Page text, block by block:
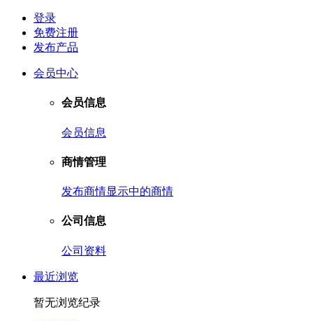
登录
免费注册
发布产品
会员中心
会员信息
会员信息
商情管理
发布商情显示中的商情
公司信息
公司资料
最近浏览
暂无浏览纪录